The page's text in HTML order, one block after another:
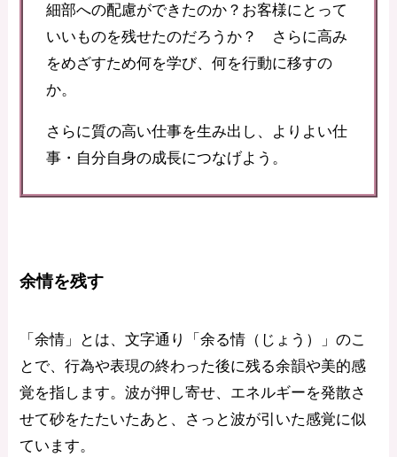
細部への配慮ができたのか？お客様にとって
いいものを残せたのだろうか？ さらに高み
をめざすため何を学び、何を行動に移すの
か。
さらに質の高い仕事を生み出し、よりよい仕
事・自分自身の成長につなげよう。
余情を残す
「余情」とは、文字通り「余る情（じょう）」のこ
とで、行為や表現の終わった後に残る余韻や美的感
覚を指します。波が押し寄せ、エネルギーを発散さ
せて砂をたたいたあと、さっと波が引いた感覚に似
ています。